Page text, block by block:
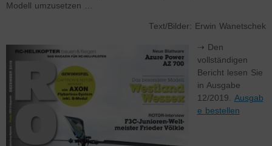
Modell umzusetzen …
Text/Bilder: Erwin Wanetschek
⇢ Den
vollständigen
Bericht lesen Sie
in Ausgabe
12/2019. Ausgab
e bestellen